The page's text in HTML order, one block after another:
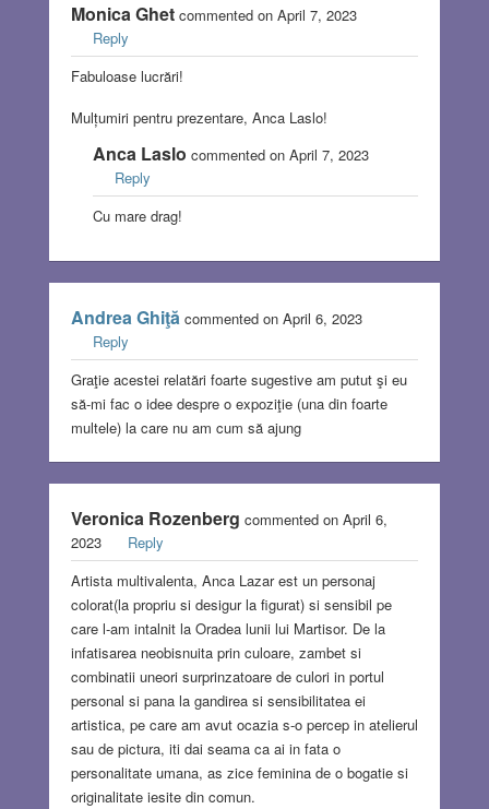
Monica Ghetcommented on April 7, 2023
Reply
Fabuloase lucrări!
Mulțumiri pentru prezentare, Anca Laslo!
Anca Laslo commented on April 7, 2023
Reply
Cu mare drag!
Andrea Ghiţăcommented on April 6, 2023
Reply
Graţie acestei relatări foarte sugestive am putut şi eu
să-mi fac o idee despre o expoziţie (una din foarte
multele) la care nu am cum să ajung
Veronica Rozenberg commented on April 6,
2023
Reply
Artista multivalenta, Anca Lazar est un personaj
colorat(la propriu si desigur la figurat) si sensibil pe
care l-am intalnit la Oradea lunii lui Martisor. De la
infatisarea neobisnuita prin culoare, zambet si
combinatii uneori surprinzatoare de culori in portul
personal si pana la gandirea si sensibilitatea ei
artistica, pe care am avut ocazia s-o percep in atelierul
sau de pictura, iti dai seama ca ai in fata o
personalitate umana, as zice feminina de o bogatie si
originalitate iesite din comun.